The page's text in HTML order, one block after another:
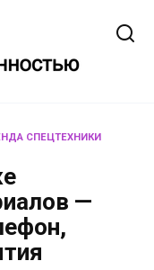
СПЕЦТЕХНИКИ
—